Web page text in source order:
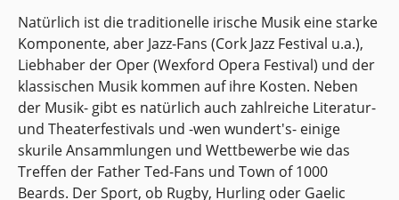
Kleeblatt, genannt Shamrock, ist das St. Patrick's
Day-Symbol schlechthin. Schließlich hat der
heilige Patrick selbst das irische Kleeblatt zum
Symbol der Christianisierung Irlands erhoben
und damit in der Folge neben der irischen Harfe
zum Irlands Staats- und Kultursymbol gemacht.
Das grüne irische Kleeblatt ist Irlands
Wahrzeichen und Glücksbringer zugleich. Das
Zeichen ist als Werbeträger und Logo in Irland
Natürlich ist die traditionelle irische Musik eine starke
Komponente, aber Jazz-Fans (Cork Jazz Festival u.a.),
Liebhaber der Oper (Wexford Opera Festival) und der
klassischen Musik kommen auf ihre Kosten. Neben
der Musik- gibt es natürlich auch zahlreiche Literatur-
und Theaterfestivals und -wen wundert's- einige
skurile Ansammlungen und Wettbewerbe wie das
Treffen der Father Ted-Fans und Town of 1000
Beards. Der Sport, ob Rugby, Hurling oder Gaelic